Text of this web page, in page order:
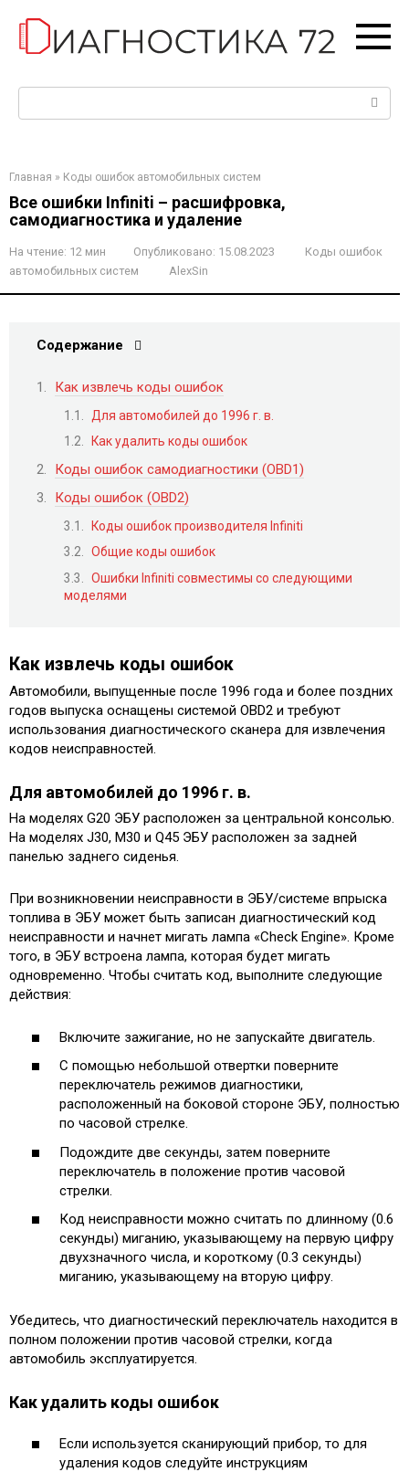
контенту
Главная » Коды ошибок автомобильных систем
Все ошибки Infiniti – расшифровка,
самодиагностика и удаление
На чтение: 12 мин Опубликовано: 15.08.2023
Коды ошибок
автомобильных систем
AlexSin
Содержание
Как извлечь коды ошибок
Для автомобилей до 1996 г. в.
Как удалить коды ошибок
Коды ошибок самодиагностики (OBD1)
Коды ошибок (OBD2)
Коды ошибок производителя Infiniti
Общие коды ошибок
Ошибки Infiniti совместимы со следующими
моделями
Как извлечь коды ошибок
Автомобили, выпущенные после 1996 года и более поздних
годов выпуска оснащены системой OBD2 и требуют
использования диагностического сканера для извлечения
кодов неисправностей.
Для автомобилей до 1996 г. в.
На моделях G20 ЭБУ расположен за центральной консолью.
На моделях J30, M30 и Q45 ЭБУ расположен за задней
панелью заднего сиденья.
При возникновении неисправности в ЭБУ/системе впрыска
топлива в ЭБУ может быть записан диагностический код
неисправности и начнет мигать лампа «Check Engine». Кроме
того, в ЭБУ встроена лампа, которая будет мигать
одновременно. Чтобы считать код, выполните следующие
действия:
Включите зажигание, но не запускайте двигатель.
С помощью небольшой отвертки поверните
переключатель режимов диагностики,
расположенный на боковой стороне ЭБУ, полностью
по часовой стрелке.
Подождите две секунды, затем поверните
переключатель в положение против часовой
стрелки.
Код неисправности можно считать по длинному (0.6
секунды) миганию, указывающему на первую цифру
двухзначного числа, и короткому (0.3 секунды)
миганию, указывающему на вторую цифру.
Убедитесь, что диагностический переключатель находится в
полном положении против часовой стрелки, когда
автомобиль эксплуатируется.
Как удалить коды ошибок
Если используется сканирующий прибор, то для
удаления кодов следуйте инструкциям